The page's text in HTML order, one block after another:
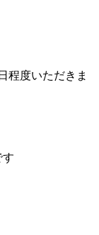
程度いただきま
す